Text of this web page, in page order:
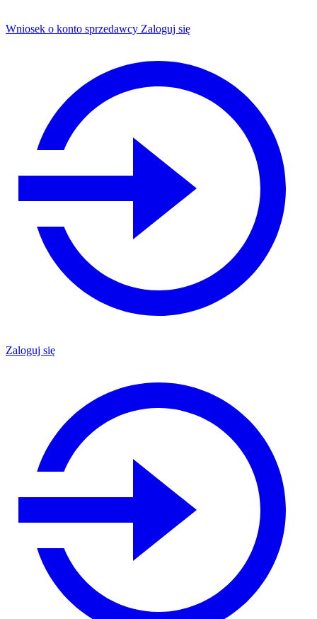
Wniosek o konto sprzedawcy Zaloguj się
Zaloguj się